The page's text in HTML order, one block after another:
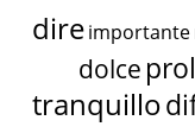
dire importante
dolce
tranquillo